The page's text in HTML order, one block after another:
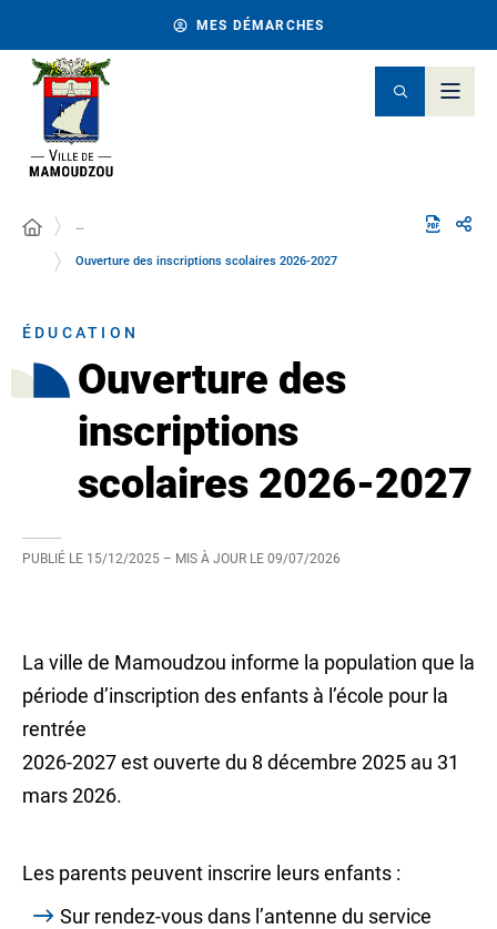
MES DÉMARCHES
…
Ouverture des inscriptions scolaires 2026-2027
ÉDUCATION
Ouverture des
inscriptions
scolaires 2026-2027
PUBLIÉ LE 15/12/2025 – MIS À JOUR LE 09/07/2026
La ville de Mamoudzou informe la population que la
période d’inscription des enfants à l’école pour la
rentrée
2026-2027 est ouverte du 8 décembre 2025 au 31
mars 2026.
Les parents peuvent inscrire leurs enfants :
Sur rendez-vous dans l’antenne du service